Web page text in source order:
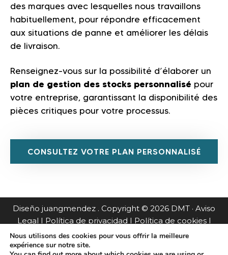
des marques avec lesquelles nous travaillons
habituellement, pour répondre efficacement
aux situations de panne et améliorer les délais
de livraison.
Renseignez-vous sur la possibilité d’élaborer un
plan de gestion des stocks personnalisé pour
votre entreprise, garantissant la disponibilité des
pièces critiques pour votre processus.
CONSULTEZ VOTRE PLAN PERSONNALISÉ
Diseño juangmendez . Copyright © 2026 DMT · Aviso
Legal | Política de privacidad | Política de cookies|
Política de calidad|Certificado de calidad|Condiciones
generales de venta & Términos de garantía
Nous utilisons des cookies pour vous offrir la meilleure
expérience sur notre site.